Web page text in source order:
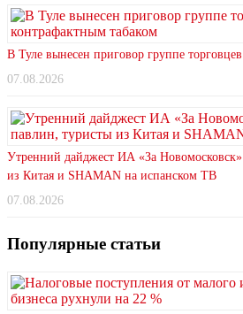
В Туле вынесен приговор группе
07.08.2026
Утренний дайджест ИА «За
из Китая и SHAMAN на испанском ТВ
07.08.2026
Популярные статьи